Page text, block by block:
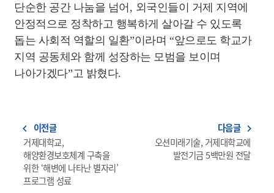
단순한 공간 나눔을 넘어 , 외국인들이 거제 지역에
안정적으로 정착하고 행복하게 살아갈 수 있도록
돕는 사회적 역할의 일환”이라며 “앞으로도 학교가
지역 공동체와 함께 성장하는 모범을 보이며
나아가겠다”고 밝혔다.
navigate_before 이전글
거제대학교,
해양환경보호체계 구축을
위한 ‘해변에 나타난 별자리’
프로그램 성료
다음글 navigate_next
오션미래기술, 거제대학교에
발전기금 5백만원 전달